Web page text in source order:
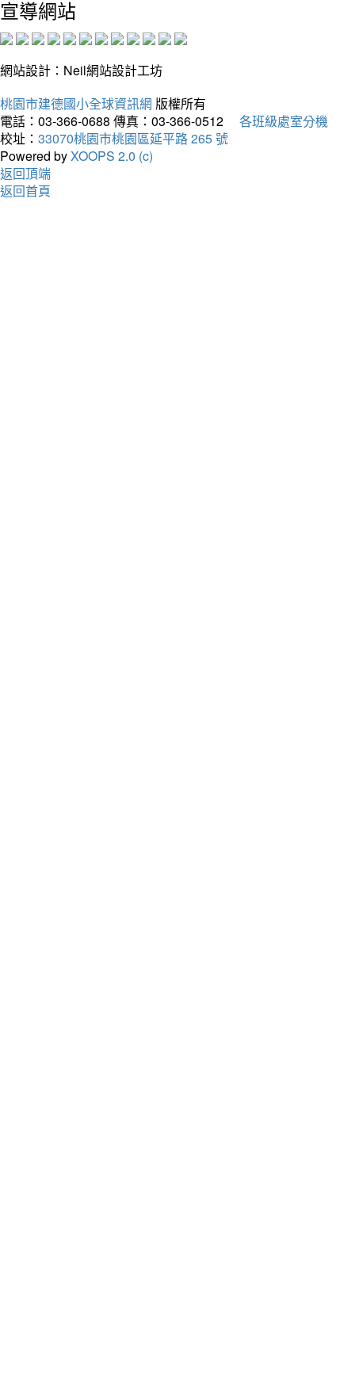
宣導網站
網站設計：Neil網站設計工坊
桃園市建德國小全球資訊網 版權所有
電話：03-366-0688 傳真：03-366-0512
各班級處室分機
校址： 33070桃園市桃園區延平路 265 號
Powered byXOOPS 2.0 (c)
返回頂端
返回首頁